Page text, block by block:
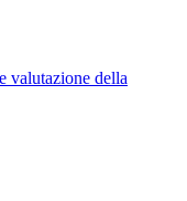
valutazione della